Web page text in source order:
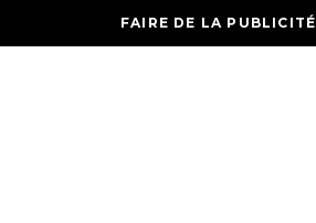
FAIRE DE LA PUBLICITÉ